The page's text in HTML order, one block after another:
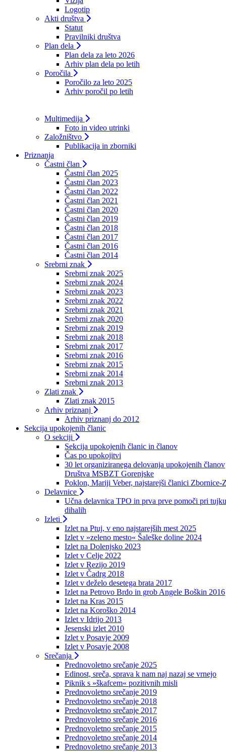
Logotip
Akti društva
Statut
Pravilniki društva
Plan dela
Plan dela za leto 2026
Arhiv plan dela po letih
Poročila
Poročilo za leto 2025
Arhiv poročil po letih
Multimedija
Foto in video utrinki
Založništvo
Publikacija in zborniki
Priznanja
Častni član
Častni član 2025
Častni član 2023
Častni član 2022
Častni član 2021
Častni član 2020
Častni član 2019
Častni član 2018
Častni član 2017
Častni član 2016
Častni član 2014
Srebrni znak
Srebrni znak 2025
Srebrni znak 2024
Srebrni znak 2023
Srebrni znak 2022
Srebrni znak 2021
Srebrni znak 2020
Srebrni znak 2019
Srebrni znak 2018
Srebrni znak 2017
Srebrni znak 2016
Srebrni znak 2015
Srebrni znak 2014
Srebrni znak 2013
Zlati znak
Zlati znak 2015
Arhiv priznanj
Arhiv priznanj do 2012
Sekcija upokojenih članic
O sekciji
Sekcija upokojenih članic in članov
Čas po upokojitvi
30 let organiziranega delovanja upokojenih članov
Društva MSBZT Gorenjske
Poklon, Mariji Veber, najstarejši članici Zbornice-
Delavnice
Učna delavnica TPO in prva prve pomoči pri
dihalih
Izleti
Izlet na Ptuj, v eno najstarejših mest 2025
Izlet v »zeleno mesto« Šaleške doline 2024
Izlet na Dolenjsko 2023
Izlet v Celje 2022
Izlet v Rezijo 2019
Izlet v Čadrg 2018
Izlet v deželo desetega brata 2017
Izlet na Petrovo Brdo in grob Angele Boškin 2016
Izlet na Kras 2015
Izlet na Koroško 2014
Izlet v Idrijo 2013
Jesenski izlet 2010
Izlet v Posavje 2009
Izlet v Posavje 2008
Srečanja
Prednovoletno srečanje 2025
Edinost, sreča, sprava k nam naj nazaj se vrnejo
Piknik s »škafcem« pozitivnih misli
Prednovoletno srečanje 2019
Prednovoletno srečanje 2018
Prednovoletno srečanje 2017
Prednovoletno srečanje 2016
Prednovoletno srečanje 2015
Prednovoletno srečanje 2014
Prednovoletno srečanje 2013